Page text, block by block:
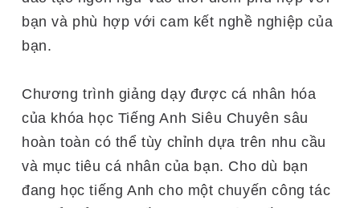
bạn và phù hợp với cam kết nghề nghiệp của
bạn.
Chương trình giảng dạy được cá nhân hóa
của khóa học Tiếng Anh Siêu Chuyên sâu
hoàn toàn có thể tùy chỉnh dựa trên nhu cầu
và mục tiêu cá nhân của bạn. Cho dù bạn
đang học tiếng Anh cho một chuyến công tác